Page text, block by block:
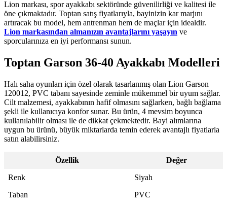
Lion markası, spor ayakkabı sektöründe güvenilirliği ve kalitesi ile
öne çıkmaktadır. Toptan satış fiyatlarıyla, bayinizin kar marjını
artıracak bu model, hem antrenman hem de maçlar için idealdir.
Lion markasından almanızın avantajlarını yaşayın ve
sporcularınıza en iyi performansı sunun.
Toptan Garson 36-40 Ayakkabı Modelleri
Halı saha oyunları için özel olarak tasarlanmış olan Lion Garson
120012, PVC tabanı sayesinde zeminle mükemmel bir uyum sağlar.
Cilt malzemesi, ayakkabının hafif olmasını sağlarken, bağlı bağlama
şekli ile kullanıcıya konfor sunar. Bu ürün, 4 mevsim boyunca
kullanılabilir olması ile de dikkat çekmektedir. Bayi alımlarına
uygun bu ürünü, büyük miktarlarda temin ederek avantajlı fiyatlarla
satın alabilirsiniz.
Özellik
Değer
Renk
Siyah
Taban
PVC